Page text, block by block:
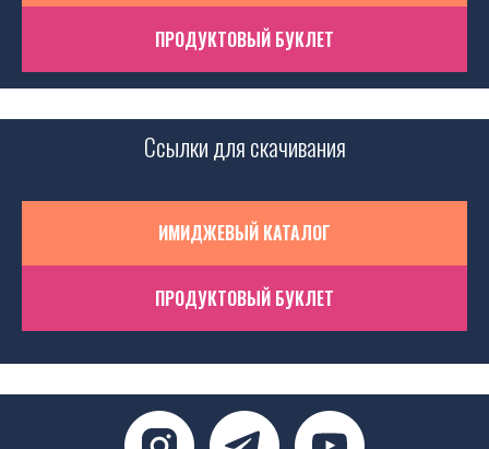
ПРОДУКТОВЫЙ БУКЛЕТ
Ссылки для скачивания
ИМИДЖЕВЫЙ КАТАЛОГ
ПРОДУКТОВЫЙ БУКЛЕТ